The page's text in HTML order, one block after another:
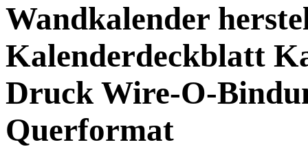
Wandkalender
Kalenderdeckblatt
Druck Wire-O-
Querformat